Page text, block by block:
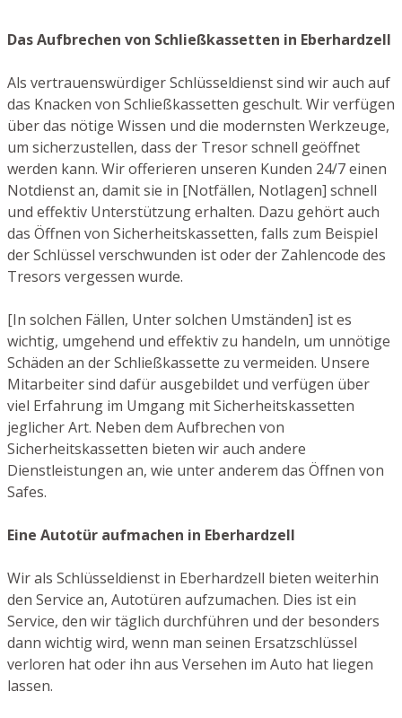
Das Aufbrechen von Schließkassetten in Eberhardzell
Als vertrauenswürdiger Schlüsseldienst sind wir auch auf
das Knacken von Schließkassetten geschult. Wir verfügen
über das nötige Wissen und die modernsten Werkzeuge,
um sicherzustellen, dass der Tresor schnell geöffnet
werden kann. Wir offerieren unseren Kunden 24/7 einen
Notdienst an, damit sie in [Notfällen, Notlagen] schnell
und effektiv Unterstützung erhalten. Dazu gehört auch
das Öffnen von Sicherheitskassetten, falls zum Beispiel
der Schlüssel verschwunden ist oder der Zahlencode des
Tresors vergessen wurde.
[In solchen Fällen, Unter solchen Umständen] ist es
wichtig, umgehend und effektiv zu handeln, um unnötige
Schäden an der Schließkassette zu vermeiden. Unsere
Mitarbeiter sind dafür ausgebildet und verfügen über
viel Erfahrung im Umgang mit Sicherheitskassetten
jeglicher Art. Neben dem Aufbrechen von
Sicherheitskassetten bieten wir auch andere
Dienstleistungen an, wie unter anderem das Öffnen von
Safes.
Eine Autotür aufmachen in Eberhardzell
Wir als Schlüsseldienst in Eberhardzell bieten weiterhin
den Service an, Autotüren aufzumachen. Dies ist ein
Service, den wir täglich durchführen und der besonders
dann wichtig wird, wenn man seinen Ersatzschlüssel
verloren hat oder ihn aus Versehen im Auto hat liegen
lassen.